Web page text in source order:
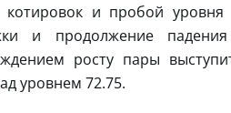
котировок и пробой
и продолжение
росту пары
уровнем 72.75.